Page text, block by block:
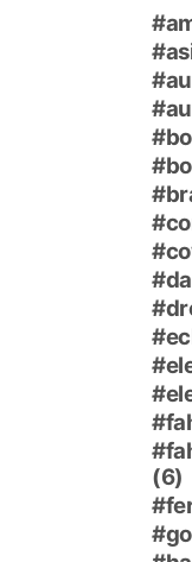
(6)